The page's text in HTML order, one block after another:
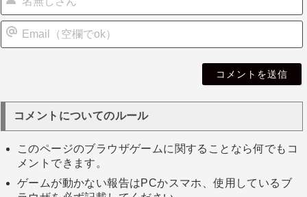
コメントについてのルール
このページのブラウザゲームに関することなら何でもコ
メントできます。
ゲームが動かない報告はPCかスマホ、使用しているブ